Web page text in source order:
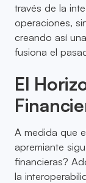
través de la
operaciones,
creando así
fusiona el
El
A medida que
apremiante
financieras?
la